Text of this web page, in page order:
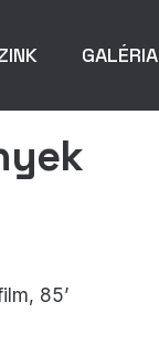
GALÉRIA
85’